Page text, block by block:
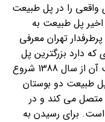
را در پل طبیعت
پل طبیعت به
تهران معرفی
دارد بزرگترین پل
غیر خودرویی ایران است که ساخت آن از سال 1388 شروع
افتتاح شد. پل طبیعت دو بوستان
متصل می کند و در
برای رسیدن به